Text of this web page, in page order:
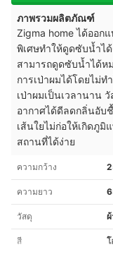
ภาพรวมผลิตภัณฑ์
Zigma home ได้ออก
พิเศษทำให้ดูดซับน้ำไ
สามารถดูดซับน้ำได้ห
การเป่าผมได้โดยไม่ท
เป่าผมเป็นเวลานาน
อากาศได้ดีลดกลิ่นอับ
เส้นใยไม่ก่อให้เกิดภู
สถานที่ได้ง่าย
ความกว้าง
ความยาว
วัสดุ
สี